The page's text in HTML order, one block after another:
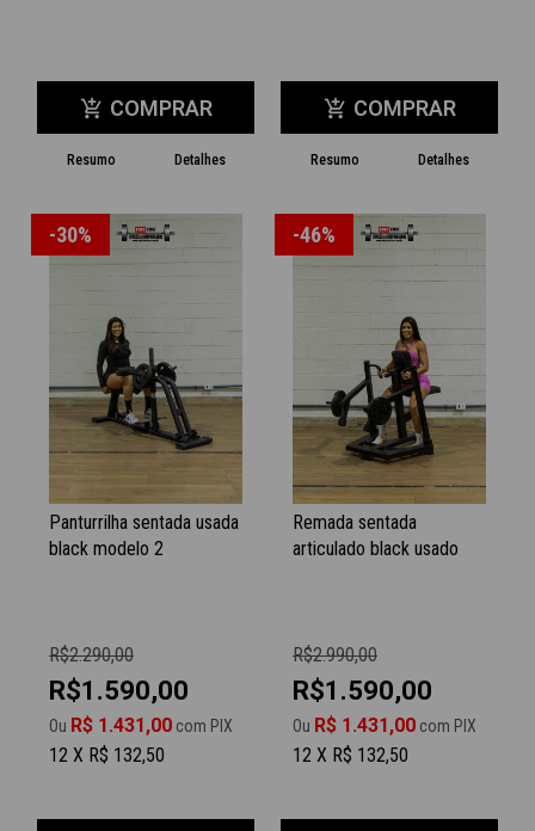
add_shopping_cart COMPRAR
Resumo Detalhes
add_shopping_cart COMPRAR
Resumo Detalhes
-30%
Panturrilha sentada usada
black modelo 2
R$2.290,00
R$1.590,00
Ou R$ 1.431,00 com PIX
12 X R$ 132,50
-46%
Remada sentada
articulado black usado
R$2.990,00
R$1.590,00
Ou R$ 1.431,00 com PIX
12 X R$ 132,50